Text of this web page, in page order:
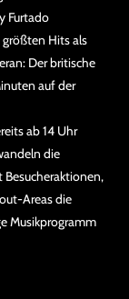
Furtado
Hits als
Der britische
auf der
ab 14 Uhr
die
Besucheraktionen,
Areas die
Musikprogramm